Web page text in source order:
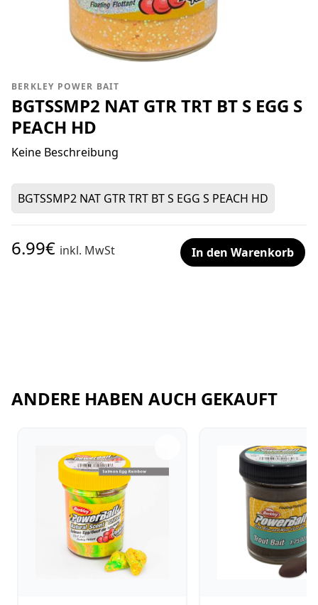
BERKLEY POWER BAIT
BGTSSMP2 NAT GTR TRT BT S EGG S
PEACH HD
Keine Beschreibung
BGTSSMP2 NAT GTR TRT BT S EGG S PEACH HD
6.99€ inkl. MwSt In den Warenkorb
ANDERE HABEN AUCH GEKAUFT